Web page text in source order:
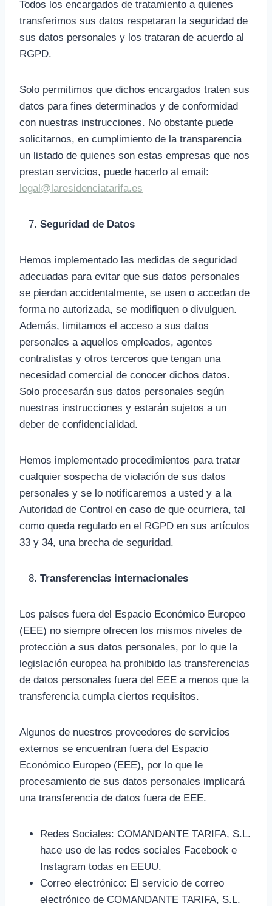
Todos los encargados de tratamiento a quienes
transferimos sus datos respetaran la seguridad de
sus datos personales y los trataran de acuerdo al
RGPD.
Solo permitimos que dichos encargados traten sus
datos para fines determinados y de conformidad
con nuestras instrucciones. No obstante puede
solicitarnos, en cumplimiento de la transparencia
un listado de quienes son estas empresas que nos
prestan servicios, puede hacerlo al email:
legal@laresidenciatarifa.es
Seguridad de Datos
Hemos implementado las medidas de seguridad
adecuadas para evitar que sus datos personales
se pierdan accidentalmente, se usen o accedan de
forma no autorizada, se modifiquen o divulguen.
Además, limitamos el acceso a sus datos
personales a aquellos empleados, agentes
contratistas y otros terceros que tengan una
necesidad comercial de conocer dichos datos.
Solo procesarán sus datos personales según
nuestras instrucciones y estarán sujetos a un
deber de confidencialidad.
Hemos implementado procedimientos para tratar
cualquier sospecha de violación de sus datos
personales y se lo notificaremos a usted y a la
Autoridad de Control en caso de que ocurriera, tal
como queda regulado en el RGPD en sus artículos
33 y 34, una brecha de seguridad.
Transferencias internacionales
Los países fuera del Espacio Económico Europeo
(EEE) no siempre ofrecen los mismos niveles de
protección a sus datos personales, por lo que la
legislación europea ha prohibido las transferencias
de datos personales fuera del EEE a menos que la
transferencia cumpla ciertos requisitos.
Algunos de nuestros proveedores de servicios
externos se encuentran fuera del Espacio
Económico Europeo (EEE), por lo que le
procesamiento de sus datos personales implicará
una transferencia de datos fuera de EEE.
Redes Sociales: COMANDANTE TARIFA, S.L.
hace uso de las redes sociales Facebook e
Instagram todas en EEUU.
Correo electrónico: El servicio de correo
electrónico de COMANDANTE TARIFA, S.L.